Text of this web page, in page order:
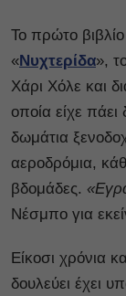
Το πρώτο
«Νυχτερίδα»,
Χάρι Χόλε και
οποία είχε
δωμάτια
αεροδρόμια,
βδομάδες.
Νέσμπο για
Είκοσι χρόνια
δουλεύει έχει